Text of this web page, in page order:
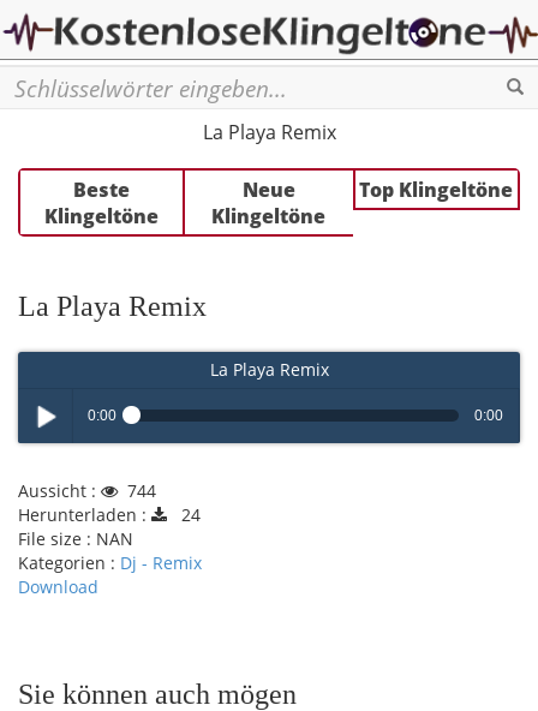
La Playa Remix
Beste
Klingeltöne
Neue
Klingeltöne
Top Klingeltöne
La Playa Remix
La Playa Remix
Play /
0:00 0:00
Aussicht :
744
Herunterladen :
24
File size : NAN
Kategorien : Dj - Remix
Download
Sie können auch mögen